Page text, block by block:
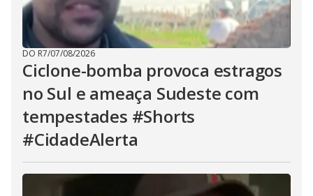
DO R7/07/08/2026
Ciclone-bomba provoca estragos
no Sul e ameaça Sudeste com
tempestades #Shorts
#CidadeAlerta